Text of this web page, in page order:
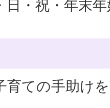
日・祝・年末
育ての手助け